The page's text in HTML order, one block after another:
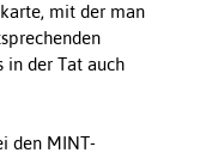
mit der man
in der Tat auch
den MINT-